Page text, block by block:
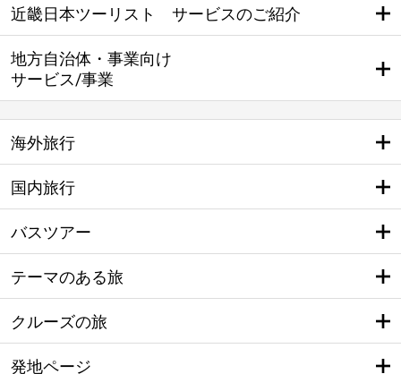
近畿日本ツーリスト サービスのご紹介
地方自治体・事業向け
サービス/事業
海外旅行
国内旅行
バスツアー
テーマのある旅
クルーズの旅
発地ページ